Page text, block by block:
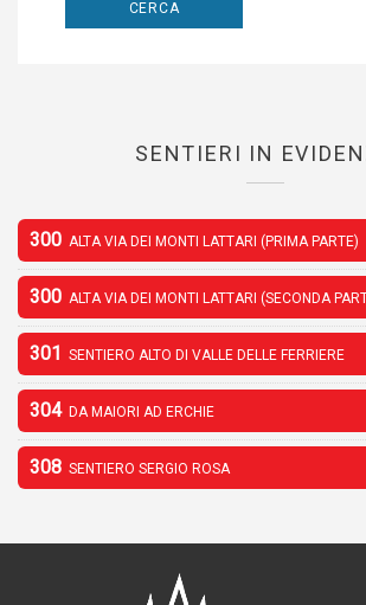
SENTIERI IN
300 ALTA VIA DEI MONTI LATTARI (PRIMA PARTE)
300 ALTA VIA DEI MONTI LATTARI (SECONDA
301 SENTIERO ALTO DI VALLE DELLE FERRIERE
304 DA MAIORI AD ERCHIE
308 SENTIERO SERGIO ROSA